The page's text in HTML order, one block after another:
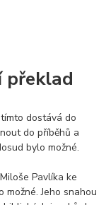
překlad
dostává do
do příběhů a
bylo možné.
Pavlíka ke
Jeho snahou